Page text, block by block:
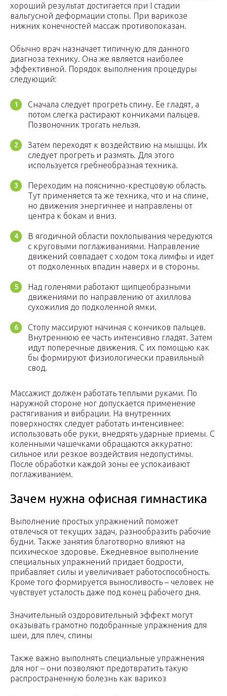
хороший результат достигается при I стадии
вальгусной деформации стопы. При варикозе
нижних конечностей массаж противопоказан.
Обычно врач назначает типичную для данного
диагноза технику. Она же является наиболее
эффективной. Порядок выполнения процедуры
следующий:
Сначала следует прогреть спину. Ее гладят, а
потом слегка растирают кончиками пальцев.
Позвоночник трогать нельзя.
Затем переходят к воздействию на мышцы. Их
следует прогреть и размять. Для этого
используется гребнеобразная техника.
Переходим на пояснично-крестцовую область.
Тут применяется та же техника, что и на спине,
но движения энергичнее и направлены от
центра к бокам и вниз.
В ягодичной области похлопывания чередуются
с круговыми поглаживаниями. Направление
движений совпадает с ходом тока лимфы и идет
от подколенных впадин наверх и в стороны.
Над голенями работают щипцеобразными
движениями по направлению от ахиллова
сухожилия до подколенной ямки.
Стопу массируют начиная с кончиков пальцев.
Внутреннюю ее часть интенсивно гладят. Затем
идут поперечные движения. С их помощью как
бы формируют физиологически правильный
свод.
Массажист должен работать теплыми руками. По
наружной стороне ног допускается применение
растягивания и вибрации. На внутренних
поверхностях следует работать интенсивнее:
использовать обе руки, внедрять ударные приемы. С
коленными чашечками обращаются аккуратно:
сильное или резкое воздействия недопустимы.
После обработки каждой зоны ее успокаивают
поглаживанием.
Зачем нужна офисная гимнастика
Выполнение простых упражнений поможет
отвлечься от текущих задач, разнообразить рабочие
будни. Также занятия благотворно влияют на
психическое здоровье. Ежедневное выполнение
специальных упражнений придает бодрости,
прибавляет силы и увеличивает работоспособность.
Кроме того формируется выносливость – человек не
чувствует усталость даже под конец рабочего дня.
Значительный оздоровительный эффект могут
оказывать грамотно подобранные упражнения для
шеи, для плеч, спины
Также важно выполнять специальные упражнения
для ног – они позволяют предотвратить такую
распространенную болезнь как варикоз